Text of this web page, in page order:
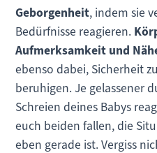
Geborgenheit, indem sie
Bedürfnisse reagieren.
Aufmerksamkeit und
ebenso dabei, Sicherheit
beruhigen. Je gelassener
Schreien deines Babys
euch beiden fallen, die
eben gerade ist. Vergiss